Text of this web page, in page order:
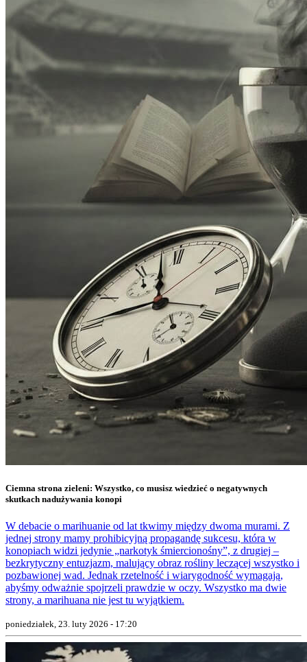
Ciemna strona zieleni: Wszystko, co musisz wiedzieć o negatywnych
skutkach nadużywania konopi
W debacie o marihuanie od lat tkwimy między dwoma murami. Z
jednej strony mamy prohibicyjną propagandę sukcesu, która w
konopiach widzi jedynie „narkotyk śmiercionośny”, z drugiej –
bezkrytyczny entuzjazm, malujący obraz rośliny leczącej wszystko i
pozbawionej wad. Jednak rzetelność i wiarygodność wymagają,
abyśmy odważnie spojrzeli prawdzie w oczy. Wszystko ma dwie
strony, a marihuana nie jest tu wyjątkiem.
poniedziałek, 23. luty 2026 - 17:20